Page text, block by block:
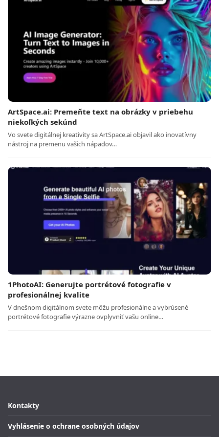
ArtSpace.ai: Premeňte text na obrázky v priebehu
niekoľkých sekúnd
Vo svete digitálnej kreativity sa ArtSpace.ai objavil ako inovatívny
nástroj na premenu vašich nápadov…
1PhotoAI: Generujte portrétové fotografie v
profesionálnej kvalite
V dnešnom digitálnom svete môžu profesionálne a vybrúsené
portrétové fotografie výrazne ovplyvniť vašu online…
Kontakty
Vyhlásenie o ochrane osobných údajov